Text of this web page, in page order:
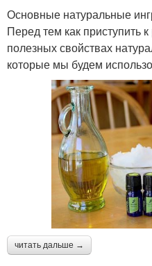
Основные натуральные
Перед тем как приступить
полезных свойствах
которые мы будем
читать дальше →